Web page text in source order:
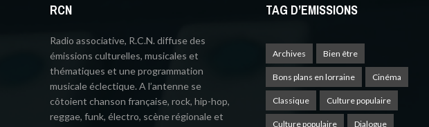
RCN
Radio associative, R.C.N. diffuse des
émissions culturelles, musicales et
thématiques et une programmation
musicale éclectique. A l’antenne se
côtoient chanson française, rock, hip-hop,
reggae, funk, électro, scène régionale et
TAG D’EMISSIONS
Archives Bien être
Bons plans en lorraine Cinéma
Classique Culture populaire
Culture populaire Dialogue